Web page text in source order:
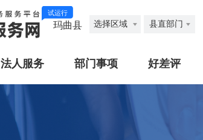
试运行
玛曲县 选择区域 县直部门
法人服务 部门事项 好差评